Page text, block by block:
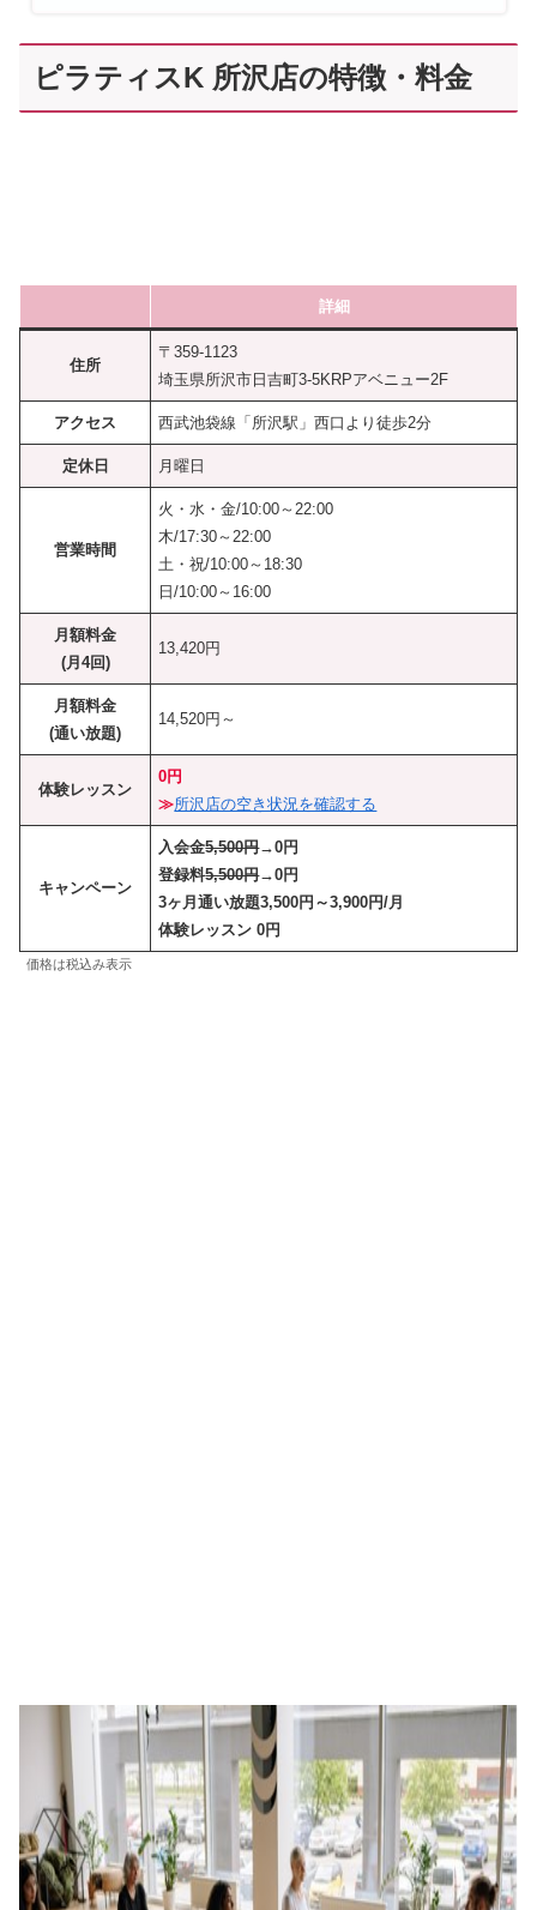
ピラティスK 所沢店の特徴・料金
詳細
住所
〒359-1123
埼玉県所沢市日吉町3-5KRPアベニュー2F
アクセス 西武池袋線「所沢駅」西口より徒歩2分
定休日 月曜日
営業時間
火・水・金/10:00～22:00
木/17:30～22:00
土・祝/10:00～18:30
日/10:00～16:00
月額料金
(月4回)
13,420円
月額料金
(通い放題)
14,520円～
体験レッスン
0円
≫所沢店の空き状況を確認する
キャンペーン
入会金5,500円→0円
登録料5,500円→0円
3ヶ月通い放題3,500円～3,900円/月
体験レッスン 0円
価格は税込み表示